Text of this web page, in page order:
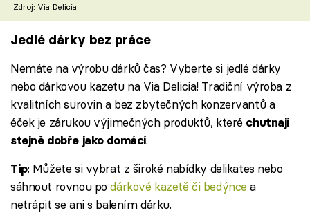
Zdroj: Via Delicia
Jedlé dárky bez práce
Nemáte na výrobu dárků čas? Vyberte si jedlé dárky
nebo dárkovou kazetu na Via Delicia! Tradiční výroba z
kvalitních surovin a bez zbytečných konzervantů a
éček je zárukou výjimečných produktů, které chutnají
stejně dobře jako domácí.
Tip: Můžete si vybrat z široké nabídky delikates nebo
sáhnout rovnou podárkové kazetě či bedýncea
netrápit se ani s balením dárku.